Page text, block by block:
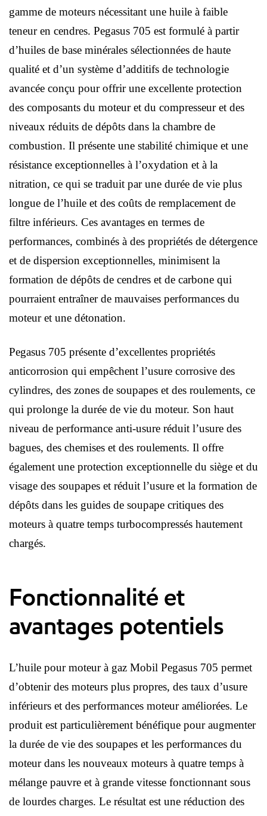
gamme de moteurs nécessitant une huile à faible
teneur en cendres. Pegasus 705 est formulé à partir
d’huiles de base minérales sélectionnées de haute
qualité et d’un système d’additifs de technologie
avancée conçu pour offrir une excellente protection
des composants du moteur et du compresseur et des
niveaux réduits de dépôts dans la chambre de
combustion. Il présente une stabilité chimique et une
résistance exceptionnelles à l’oxydation et à la
nitration, ce qui se traduit par une durée de vie plus
longue de l’huile et des coûts de remplacement de
filtre inférieurs. Ces avantages en termes de
performances, combinés à des propriétés de détergence
et de dispersion exceptionnelles, minimisent la
formation de dépôts de cendres et de carbone qui
pourraient entraîner de mauvaises performances du
moteur et une détonation.
Pegasus 705 présente d’excellentes propriétés
anticorrosion qui empêchent l’usure corrosive des
cylindres, des zones de soupapes et des roulements, ce
qui prolonge la durée de vie du moteur. Son haut
niveau de performance anti-usure réduit l’usure des
bagues, des chemises et des roulements. Il offre
également une protection exceptionnelle du siège et du
visage des soupapes et réduit l’usure et la formation de
dépôts dans les guides de soupape critiques des
moteurs à quatre temps turbocompressés hautement
chargés.
Fonctionnalité et
avantages potentiels
L’huile pour moteur à gaz Mobil Pegasus 705 permet
d’obtenir des moteurs plus propres, des taux d’usure
inférieurs et des performances moteur améliorées. Le
produit est particulièrement bénéfique pour augmenter
la durée de vie des soupapes et les performances du
moteur dans les nouveaux moteurs à quatre temps à
mélange pauvre et à grande vitesse fonctionnant sous
de lourdes charges. Le résultat est une réduction des